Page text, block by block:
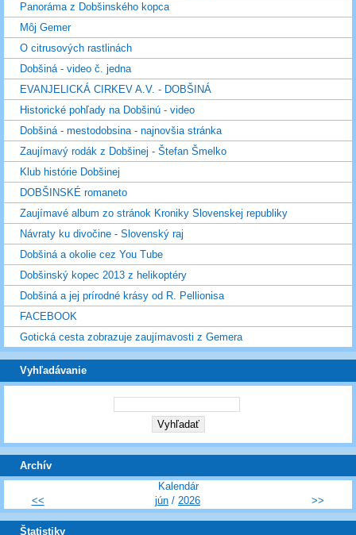
Panoráma z Dobšinského kopca
Môj Gemer
O citrusových rastlinách
Dobšiná - video č. jedna
EVANJELICKÁ CIRKEV A.V. - DOBŠINÁ
Historické pohľady na Dobšinú - video
Dobšiná - mestodobsina - najnovšia stránka
Zaujímavý rodák z Dobšinej - Štefan Šmelko
Klub histórie Dobšinej
DOBŠINSKÉ romaneto
Zaujímavé album zo stránok Kroniky Slovenskej republiky
Návraty ku divočine - Slovenský raj
Dobšiná a okolie cez You Tube
Dobšinský kopec 2013 z helikoptéry
Dobšiná a jej prírodné krásy od R. Pellionisa
FACEBOOK
Gotická cesta zobrazuje zaujímavosti z Gemera
Vyhľadávanie
Archív
Kalendár
<<
jún / 2026 >>
Štatistiky